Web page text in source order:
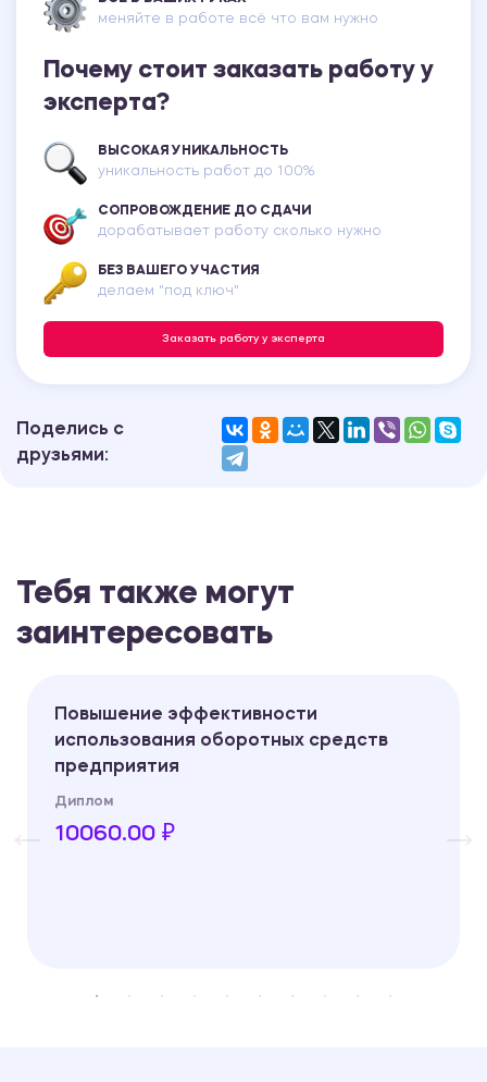
меняйте в работе всё что вам нужно
Почему стоит заказать работу у
эксперта?
ВЫСОКАЯ УНИКАЛЬНОСТЬ
уникальность работ до 100%
СОПРОВОЖДЕНИЕ ДО СДАЧИ
дорабатывает работу сколько нужно
БЕЗ ВАШЕГО УЧАСТИЯ
делаем "под ключ"
Заказать работу у эксперта
Поделись с
друзьями:
Тебя также могут
заинтересовать
Повышение эффективности
использования оборотных средств
предприятия
Диплом
10060.00 ₽